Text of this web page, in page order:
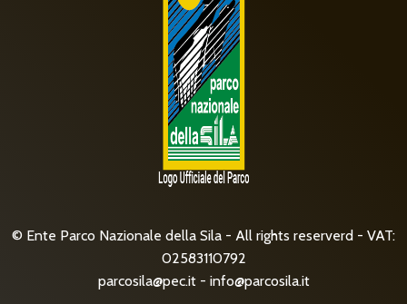
© Ente Parco Nazionale della Sila - All rights reserverd - VAT:
02583110792
parcosila@pec.it- info@parcosila.it